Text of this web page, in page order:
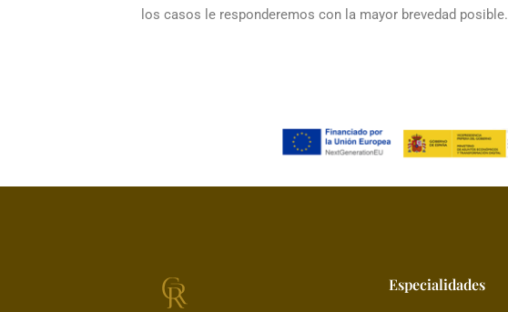
los casos le responderemos con la mayor brevedad posible.
Especialidades